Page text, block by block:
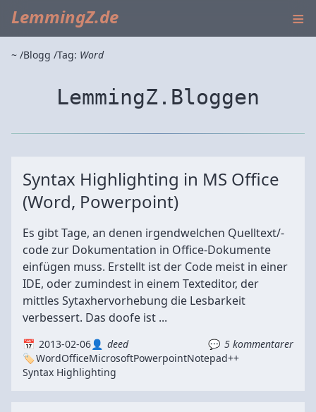
LemmingZ.de ≡
~ Blogg Tag: Word
LemmingZ.Bloggen
Syntax Highlighting in MS Office
(Word, Powerpoint)
Es gibt Tage, an denen irgendwelchen Quelltext/-
code zur Dokumentation in Office-Dokumente
einfügen muss. Erstellt ist der Code meist in einer
IDE, oder zumindest in einem Texteditor, der
mittles Sytaxhervorhebung die Lesbarkeit
verbessert. Das doofe ist ...
2013-02-06 deed
5 kommentarer
WordOfficeMicrosoftPowerpointNotepad++
Syntax Highlighting